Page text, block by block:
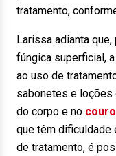
tratamento,
Larissa adianta
fúngica superficial,
ao uso de
sabonetes e loções
do corpo e no
que têm dificuldade
de tratamento, é